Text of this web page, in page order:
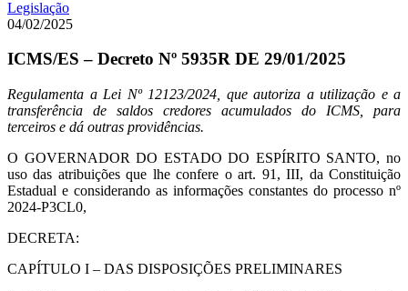
Legislação
04/02/2025
ICMS/ES – Decreto Nº 5935R DE 29/01/2025
Regulamenta a Lei Nº 12123/2024, que autoriza a utilização e a
transferência de saldos credores acumulados do ICMS, para
terceiros e dá outras providências.
O GOVERNADOR DO ESTADO DO ESPÍRITO SANTO, no
uso das atribuições que lhe confere o art. 91, III, da Constituição
Estadual e considerando as informações constantes do processo nº
2024-P3CL0,
DECRETA:
CAPÍTULO I – DAS DISPOSIÇÕES PRELIMINARES